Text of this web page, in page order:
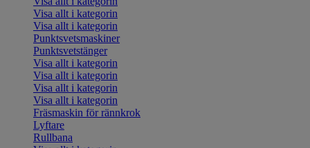
Visa allt i kategorin
Visa allt i kategorin
Punktsvetsmaskiner
Punktsvetstänger
Visa allt i kategorin
Visa allt i kategorin
Visa allt i kategorin
Visa allt i kategorin
Fräsmaskin för rännkrok
Lyftare
Rullbana